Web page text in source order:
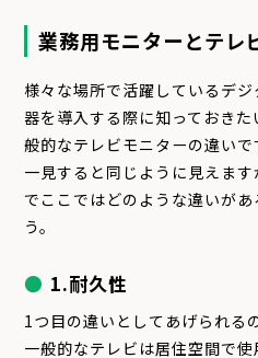
業務用モニターとテレ
様々な場所で活躍しているデ
器を導入する際に知っておき
般的なテレビモニターの違いで
一見すると同じように見えま
でここではどのような違いが
う。
1.耐久性
1つ目の違いとしてあげられる
一般的なテレビは居住空間で